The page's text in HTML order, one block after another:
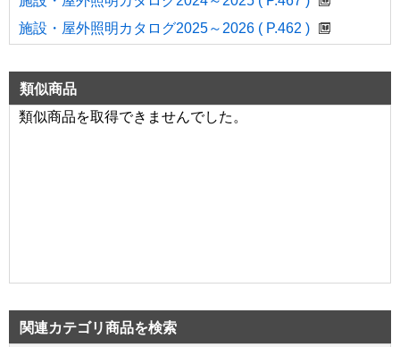
施設・屋外照明カタログ2025～2026 ( P.462 )
類似商品
類似商品を取得できませんでした。
関連カテゴリ商品を検索